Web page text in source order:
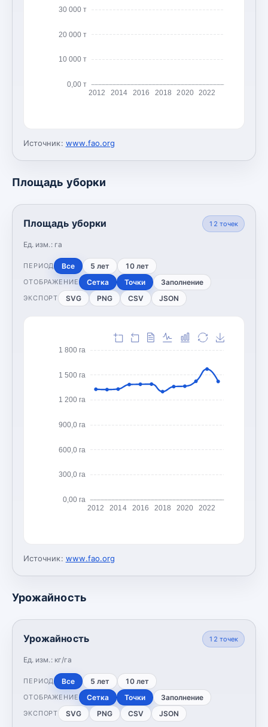
0,00 т
10 000 т
20 000 т
30 000 т
2012 2014 2016 2018 2020 2022
Источник: www.fao.org
Площадь уборки
Площадь уборки
Ед. изм.: га
12 точек
ПЕРИОД Все 5 лет 10 лет
ОТОБРАЖЕНИЕ Сетка Точки Заполнение
ЭКСПОРТ SVG PNG CSV JSON
0,00 га
300,0 га
600,0 га
900,0 га
1 200 га
1 500 га
1 800 га
2012 2014 2016 2018 2020 2022
Источник: www.fao.org
Урожайность
Урожайность
Ед. изм.: кг/га
12 точек
ПЕРИОД Все 5 лет 10 лет
ОТОБРАЖЕНИЕ Сетка Точки Заполнение
ЭКСПОРТ SVG PNG CSV JSON